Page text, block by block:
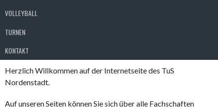
VOLLEYBALL
TURNEN
KONTAKT
Herzlich Willkommen auf der Internetseite des TuS
Nordenstadt.
Auf unseren Seiten können Sie sich über alle Fachschaften